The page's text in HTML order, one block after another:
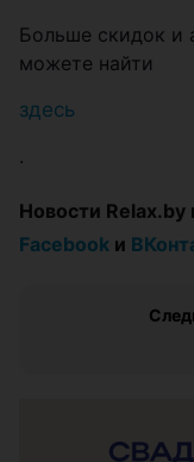
Больше скидок и
можете найти
здесь
.
Новости Relax.by
Facebook и